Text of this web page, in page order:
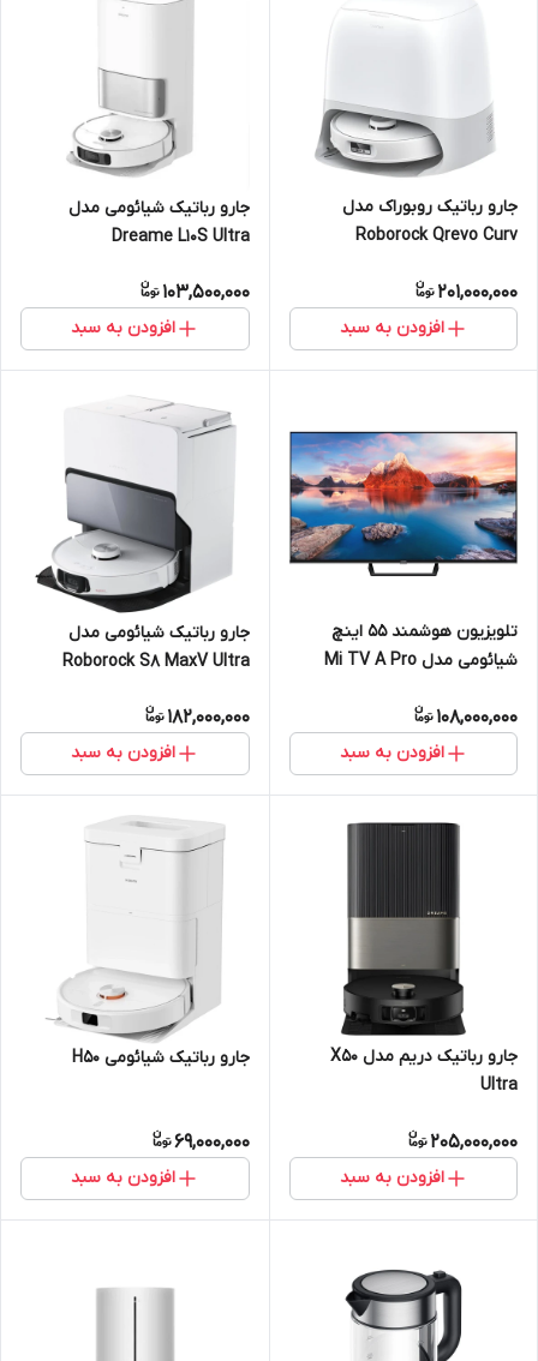
جارو رباتیک روبوراک مدل
Roborock Qrevo Curv
201,000,000
افزودن به سبد
جارو رباتیک شیائومی مدل
Dreame L10S Ultra
103,500,000
افزودن به سبد
تلویزیون هوشمند 55 اینچ
شیائومی مدل Mi TV A Pro
108,000,000
افزودن به سبد
جارو رباتیک شیائومی مدل
Roborock S8 MaxV Ultra
182,000,000
افزودن به سبد
جارو رباتیک دریم مدل X50
Ultra
205,000,000
افزودن به سبد
جارو رباتیک شیائومی H50
69,000,000
افزودن به سبد